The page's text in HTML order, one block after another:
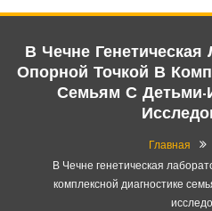
В Чечне Генетическая
Опорной Точкой В
Семьям С Детьми-
Главная
В Чечне генетическая
комплексной диагностике